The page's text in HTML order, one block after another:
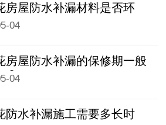
房屋防水补漏材料是否环
04
房屋防水补漏的保修期一般
？
04
防水补漏施工需要多长时